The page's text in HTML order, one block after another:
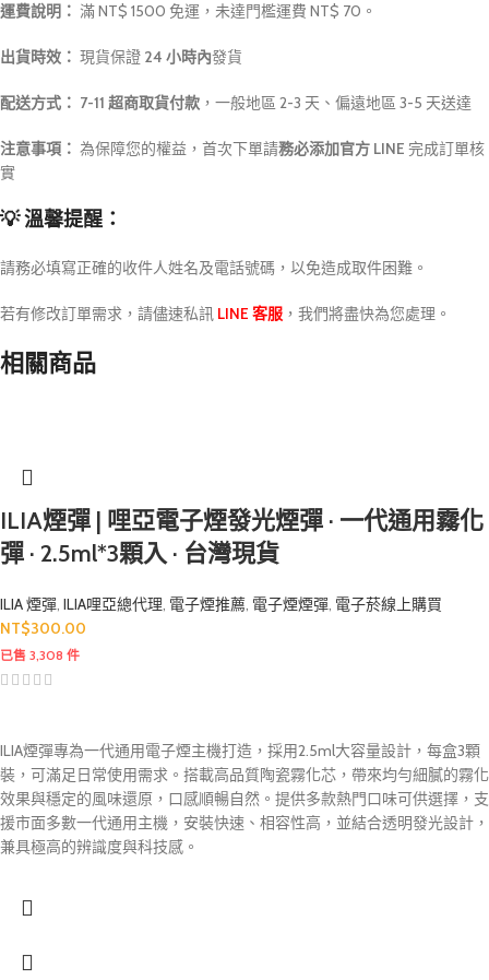
運費說明： 滿 NT$ 1500 免運，未達門檻運費 NT$ 70。
出貨時效： 現貨保證 24 小時內發貨
配送方式： 7-11 超商取貨付款 ，一般地區 2-3 天、偏遠地區 3-5 天送達
注意事項： 為保障您的權益，首次下單請務必添加官方 LINE 完成訂單核
實
💡 溫馨提醒：
請務必填寫正確的收件人姓名及電話號碼，以免造成取件困難。
若有修改訂單需求，請儘速私訊 LINE 客服 ，我們將盡快為您處理。
相關商品
ILIA煙彈 | 哩亞電子煙發光煙彈 · 一代通用霧化
彈 · 2.5ml*3顆入 · 台灣現貨
ILIA 煙彈, ILIA哩亞總代理, 電子煙推薦, 電子煙煙彈, 電子菸線上購買
NT$300.00
已售 3,308 件
ILIA煙彈專為一代通用電子煙主機打造，採用2.5ml大容量設計，每盒3顆
裝，可滿足日常使用需求。搭載高品質陶瓷霧化芯，帶來均勻細膩的霧化
效果與穩定的風味還原，口感順暢自然。提供多款熱門口味可供選擇，支
援市面多數一代通用主機，安裝快速、相容性高，並結合透明發光設計，
兼具極高的辨識度與科技感。